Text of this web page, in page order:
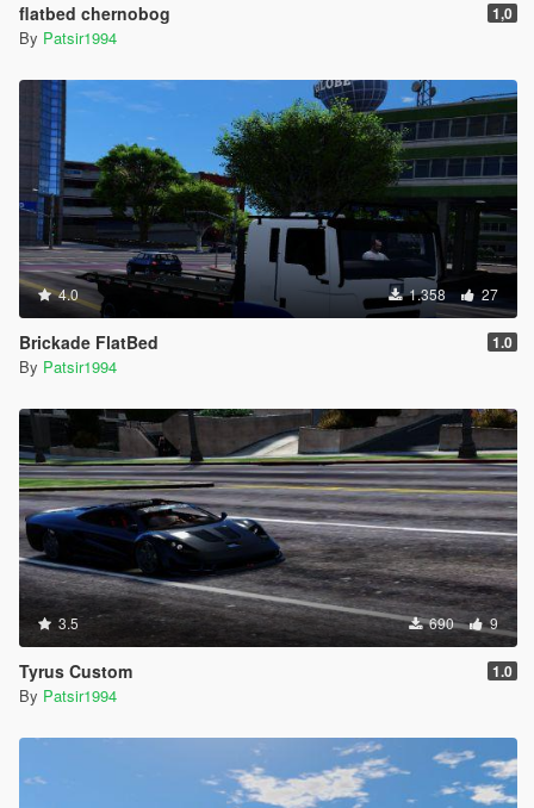
flatbed chernobog 1,0
By Patsir1994
4.0 1.358 27
Brickade FlatBed 1.0
By Patsir1994
3.5 690 9
Tyrus Custom 1.0
By Patsir1994